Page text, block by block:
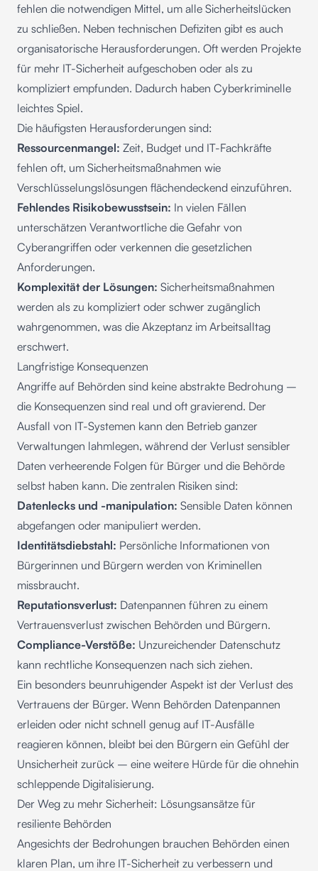
fehlen die notwendigen Mittel, um alle Sicherheitslücken
zu schließen. Neben technischen Defiziten gibt es auch
organisatorische Herausforderungen. Oft werden Projekte
für mehr IT-Sicherheit aufgeschoben oder als zu
kompliziert empfunden. Dadurch haben Cyberkriminelle
leichtes Spiel.
Die häufigsten Herausforderungen sind:
Ressourcenmangel: Zeit, Budget und IT-Fachkräfte
fehlen oft, um Sicherheitsmaßnahmen wie
Verschlüsselungslösungen flächendeckend einzuführen.
Fehlendes Risikobewusstsein: In vielen Fällen
unterschätzen Verantwortliche die Gefahr von
Cyberangriffen oder verkennen die gesetzlichen
Anforderungen.
Komplexität der Lösungen: Sicherheitsmaßnahmen
werden als zu kompliziert oder schwer zugänglich
wahrgenommen, was die Akzeptanz im Arbeitsalltag
erschwert.
Langfristige Konsequenzen
Angriffe auf Behörden sind keine abstrakte Bedrohung –
die Konsequenzen sind real und oft gravierend. Der
Ausfall von IT-Systemen kann den Betrieb ganzer
Verwaltungen lahmlegen, während der Verlust sensibler
Daten verheerende Folgen für Bürger und die Behörde
selbst haben kann. Die zentralen Risiken sind:
Datenlecks und -manipulation: Sensible Daten können
abgefangen oder manipuliert werden.
Identitätsdiebstahl: Persönliche Informationen von
Bürgerinnen und Bürgern werden von Kriminellen
missbraucht.
Reputationsverlust: Datenpannen führen zu einem
Vertrauensverlust zwischen Behörden und Bürgern.
Compliance-Verstöße: Unzureichender Datenschutz
kann rechtliche Konsequenzen nach sich ziehen.
Ein besonders beunruhigender Aspekt ist der Verlust des
Vertrauens der Bürger. Wenn Behörden Datenpannen
erleiden oder nicht schnell genug auf IT-Ausfälle
reagieren können, bleibt bei den Bürgern ein Gefühl der
Unsicherheit zurück – eine weitere Hürde für die ohnehin
schleppende Digitalisierung.
Der Weg zu mehr Sicherheit: Lösungsansätze für
resiliente Behörden
Angesichts der Bedrohungen brauchen Behörden einen
klaren Plan, um ihre IT-Sicherheit zu verbessern und